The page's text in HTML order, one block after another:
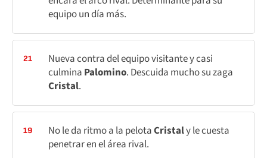
equipo un día más.
21
Nueva contra del equipo visitante y casi
culmina Palomino. Descuida mucho su zaga
Cristal.
19 No le da ritmo a la pelotaCristaly le cuesta
penetrar en el área rival.